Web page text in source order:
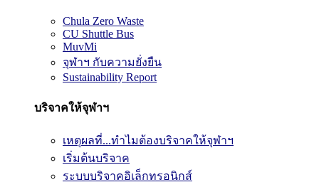
Chula Zero Waste
CU Shuttle Bus
MuvMi
จุฬาฯ กับความยั่งยืน
Sustainability Report
บริจาคให้จุฬาฯ
เหตุผลที่...ทำไมต้องบริจาคให้จุฬาฯ
เริ่มต้นบริจาค
ระบบบริจาคอิเล็กทรอนิกส์